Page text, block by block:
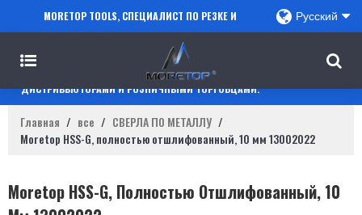
MORETOP TOOLS, СПЕЦИАЛИСТ ПО РЕЗКЕ И
СВЕРЛЕНИЮ, СОТРУДНИЧАЕТ С ПРОДАВЦАМИ
AMAZON, РЕГИОНАЛЬНЫМИ ОПТОВИКАМИ,
ДИСТРИБЬЮТОРАМИ И РОЗНИЧНЫМИ ТОРГОВЦАМИ.
Русский
Главная / все / СВЕРЛА ПО МЕТАЛЛУ /
Moretop HSS-G, полностью отшлифованный, 10 мм 13002022
Moretop HSS-G, Полностью Отшлифованный, 10